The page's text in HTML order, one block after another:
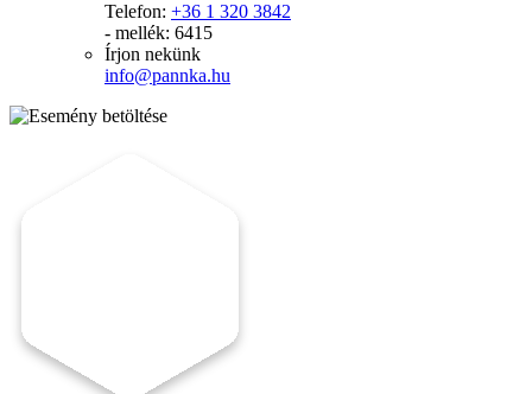
Telefon: +36 1 320 3842
- mellék: 6415
Írjon nekünk
info@pannka.hu